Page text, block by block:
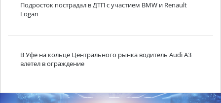
Подросток пострадал в ДТП с участием BMW и Renault
Logan
В Уфе на кольце Центрального рынка водитель Audi A3
влетел в ограждение